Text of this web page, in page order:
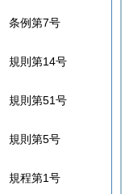
条例第7号
規則第14号
規則第51号
規則第5号
規程第1号